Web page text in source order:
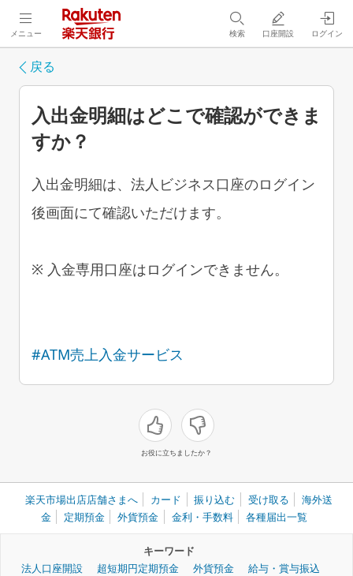
メニュー 検索 口座開設 ログイン
戻る
入出金明細はどこで確認ができま
すか？
入出金明細は、法人ビジネス口座のログイン
後画面にて確認いただけます。
※ 入金専用口座はログインできません。
#ATM売上入金サービス
お役に立ちましたか？
楽天市場出店店舗さまへ カード 振り込む 受け取る
海外送
金
定期預金 外貨預金 金利・手数料 各種届出一覧
キーワード
法人口座開設
超短期円定期預金 外貨預金
給与・賞与振込